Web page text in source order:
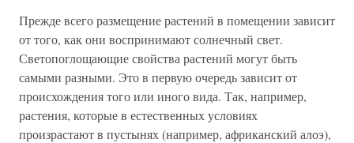
Прежде всего размещение растений в помещении зависит
от того, как они воспринимают солнечный свет.
Светопоглощающие свойства растений могут быть
самыми разными. Это в первую очередь зависит от
происхождения того или иного вида. Так, например,
растения, которые в естественных условиях
произрастают в пустынях (например, африканский алоэ),